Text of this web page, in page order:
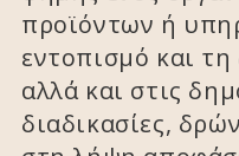
προϊόντων ή
εντοπισμό και τη
αλλά και στις
διαδικασίες,